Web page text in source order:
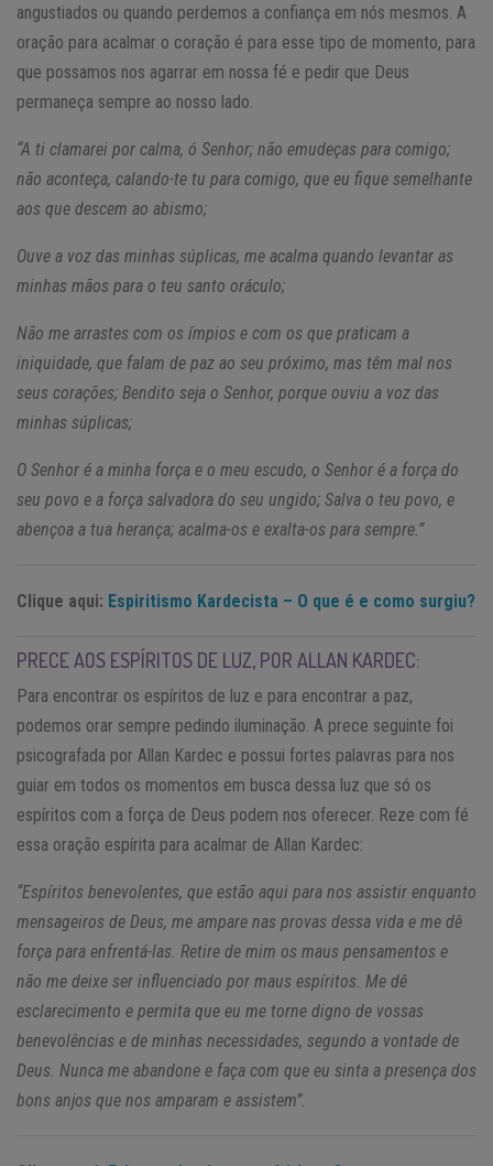
angustiados ou quando perdemos a confiança em nós mesmos. A
oração para acalmar o coração é para esse tipo de momento, para
que possamos nos agarrar em nossa fé e pedir que Deus
permaneça sempre ao nosso lado.
“A ti clamarei por calma, ó Senhor; não emudeças para comigo;
não aconteça, calando-te tu para comigo, que eu fique semelhante
aos que descem ao abismo;
Ouve a voz das minhas súplicas, me acalma quando levantar as
minhas mãos para o teu santo oráculo;
Não me arrastes com os ímpios e com os que praticam a
iniquidade, que falam de paz ao seu próximo, mas têm mal nos
seus corações; Bendito seja o Senhor, porque ouviu a voz das
minhas súplicas;
O Senhor é a minha força e o meu escudo, o Senhor é a força do
seu povo e a força salvadora do seu ungido; Salva o teu povo, e
abençoa a tua herança; acalma-os e exalta-os para sempre.”
Clique aqui: Espiritismo Kardecista – O que é e como surgiu?
PRECE AOS ESPÍRITOS DE LUZ, POR ALLAN KARDEC:
Para encontrar os espíritos de luz e para encontrar a paz,
podemos orar sempre pedindo iluminação. A prece seguinte foi
psicografada por Allan Kardec e possui fortes palavras para nos
guiar em todos os momentos em busca dessa luz que só os
espíritos com a força de Deus podem nos oferecer. Reze com fé
essa oração espírita para acalmar de Allan Kardec:
“Espíritos benevolentes, que estão aqui para nos assistir enquanto
mensageiros de Deus, me ampare nas provas dessa vida e me dê
força para enfrentá-las. Retire de mim os maus pensamentos e
não me deixe ser influenciado por maus espíritos. Me dê
esclarecimento e permita que eu me torne digno de vossas
benevolências e de minhas necessidades, segundo a vontade de
Deus. Nunca me abandone e faça com que eu sinta a presença dos
bons anjos que nos amparam e assistem”.